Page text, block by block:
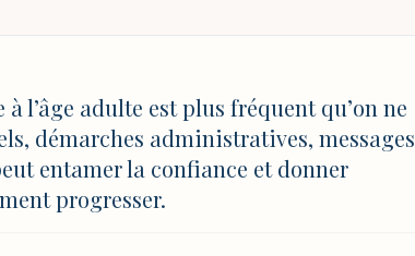
à l’âge
conseils durables
l’âge adulte est plus fréquent qu’on ne
démarches administratives, messages
entamer la confiance et donner
progresser.